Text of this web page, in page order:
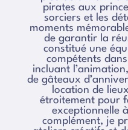
pirates aux
sorciers et les
moments
de garantir la
constitué une
compétents
incluant
de gâteaux
location de
étroitement pour
exceptionnelle
complément, je